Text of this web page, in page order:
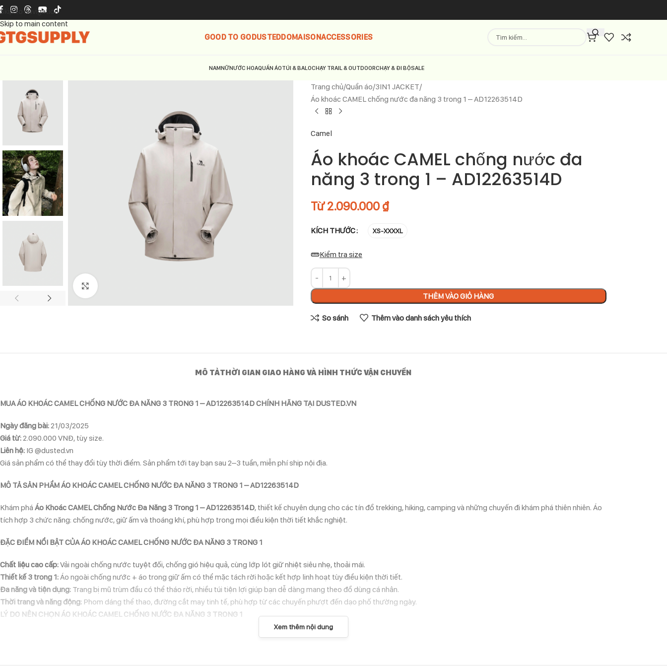
Skip to navigation
Skip to main content
GOOD TO GODUSTEDDOMAISONACCESSORIES
NAMNỮNƯỚC HOAQUẦN ÁOTÚI & BALOCHẠY TRAIL & OUTDOORCHẠY & ĐI BỘSALE
Trang chủ Quần áo 3IN1 JACKET
Áo khoác CAMEL chống nước đa năng 3 trong 1 – AD12263514D
Camel
Áo khoác CAMEL chống nước đa
năng 3 trong 1 – AD12263514D
Từ2.090.000 ₫
KÍCH THƯỚC XS-XXXXL
Kiểm tra size
THÊM VÀO GIỎ HÀNG
So sánh Thêm vào danh sách yêu thích
MÔ TẢTHỜI GIAN GIAO HÀNG VÀ HÌNH THỨC VẬN CHUYỂN
MUA ÁO KHOÁC CAMEL CHỐNG NƯỚC ĐA NĂNG 3 TRONG 1 – AD12263514D CHÍNH HÃNG TẠI DUSTED.VN
Ngày đăng bài: 21/03/2025
Giá từ: 2.090.000 VNĐ, tùy size.
Liên hệ: IG @dusted.vn
Giá sản phẩm có thể thay đổi tùy thời điểm. Sản phẩm tới tay bạn sau 2–3 tuần, miễn phí ship nội địa.
MÔ TẢ SẢN PHẨM ÁO KHOÁC CAMEL CHỐNG NƯỚC ĐA NĂNG 3 TRONG 1 – AD12263514D
Khám phá Áo Khoác CAMEL Chống Nước Đa Năng 3 Trong 1 – AD12263514D, thiết kế chuyên dụng cho các tín đồ trekking, hiking, camping và những chuyến đi khám phá thiên nhiên. Áo
tích hợp 3 chức năng: chống nước, giữ ấm và thoáng khí, phù hợp trong mọi điều kiện thời tiết khắc nghiệt.
ĐẶC ĐIỂM NỔI BẬT CỦA ÁO KHOÁC CAMEL CHỐNG NƯỚC ĐA NĂNG 3 TRONG 1
Chất liệu cao cấp:Vải ngoài chống nước tuyệt đối, chống gió hiệu quả, cùng lớp lót giữ nhiệt siêu nhẹ, thoải mái.
Thiết kế 3 trong 1:Áo ngoài chống nước + áo trong giữ ấm có thể mặc tách rời hoặc kết hợp linh hoạt tùy điều kiện thời tiết.
Đa năng và tiện dụng: Trang bị mũ trùm đầu có thể tháo rời, nhiều túi tiện lợi giúp bạn dễ dàng mang theo đồ dùng cá nhân.
Thời trang và năng động: Phom dáng thể thao, đường cắt may tinh tế, phù hợp từ các chuyến phượt đến dạo phố thường ngày.
LÝ DO NÊN CHỌN ÁO KHOÁC CAMEL CHỐNG NƯỚC ĐA NĂNG 3 TRONG 1
Xem thêm nội dung